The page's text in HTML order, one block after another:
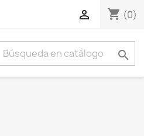
shopping_cart (0)

